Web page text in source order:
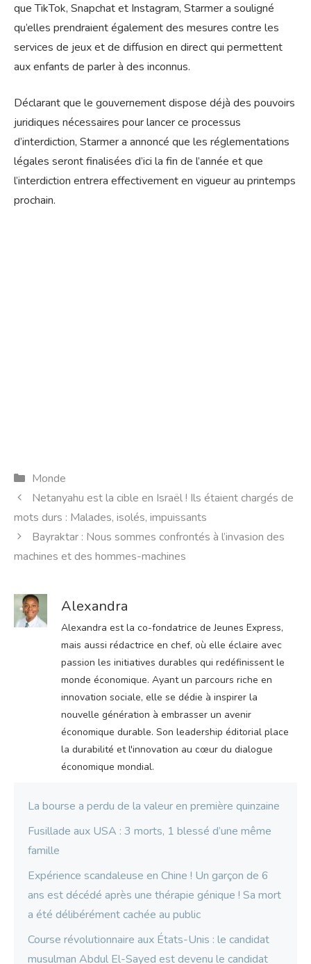
que TikTok, Snapchat et Instagram, Starmer a souligné
qu’elles prendraient également des mesures contre les
services de jeux et de diffusion en direct qui permettent
aux enfants de parler à des inconnus.
Déclarant que le gouvernement dispose déjà des pouvoirs
juridiques nécessaires pour lancer ce processus
d’interdiction, Starmer a annoncé que les réglementations
légales seront finalisées d’ici la fin de l’année et que
l’interdiction entrera effectivement en vigueur au printemps
prochain.
Catégories
Monde
Netanyahu est la cible en Israël ! Ils étaient chargés de
mots durs : Malades, isolés, impuissants
Bayraktar : Nous sommes confrontés à l’invasion des
machines et des hommes-machines
Alexandra
Alexandra est la co-fondatrice de Jeunes Express,
mais aussi rédactrice en chef, où elle éclaire avec
passion les initiatives durables qui redéfinissent le
monde économique. Ayant un parcours riche en
innovation sociale, elle se dédie à inspirer la
nouvelle génération à embrasser un avenir
économique durable. Son leadership éditorial place
la durabilité et l'innovation au cœur du dialogue
économique mondial.
La bourse a perdu de la valeur en première quinzaine
Fusillade aux USA : 3 morts, 1 blessé d’une même
famille
Expérience scandaleuse en Chine ! Un garçon de 6
ans est décédé après une thérapie génique ! Sa mort
a été délibérément cachée au public
Course révolutionnaire aux États-Unis : le candidat
musulman Abdul El-Sayed est devenu le candidat